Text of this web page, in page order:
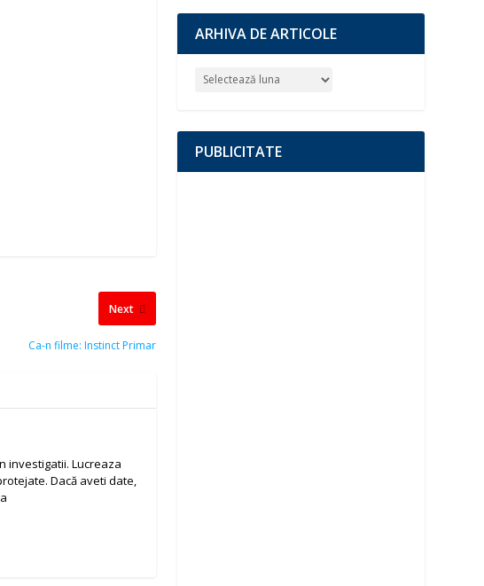
Next
Ca-n filme: Instinct Primar
investigatii. Lucreaza
Dacă aveti date,
ARHIVA DE ARTICOLE
PUBLICITATE